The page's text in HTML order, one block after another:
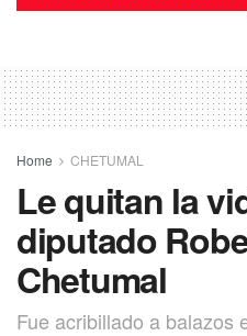
Home CHETUMAL
Le quitan la
diputado
Chetumal
Fue acribillado a balazos